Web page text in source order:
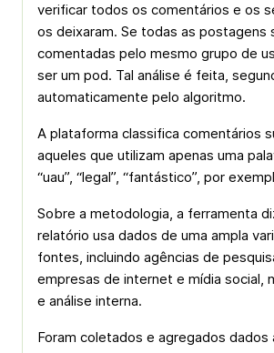
verificar todos os comentários e os
os deixaram. Se todas as postagens
comentadas pelo mesmo grupo de
ser um pod. Tal análise é feita,
automaticamente pelo algoritmo.
A plataforma classifica comentários
aqueles que utilizam apenas uma
“uau”, “legal”, “fantástico”, por
Sobre a metodologia, a ferramenta
relatório usa dados de uma ampla
fontes, incluindo agências de
empresas de internet e mídia social,
e análise interna.
Foram coletados e agregados